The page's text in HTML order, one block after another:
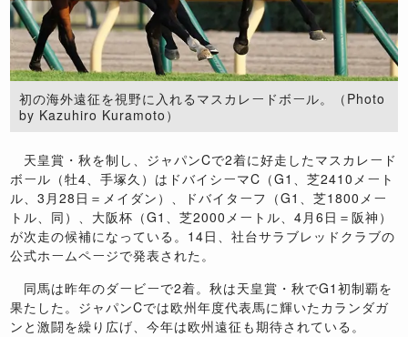
初の海外遠征を視野に入れるマスカレードボール。（Photo
by Kazuhiro Kuramoto）
天皇賞・秋を制し、ジャパンCで2着に好走したマスカレード
ボール（牡4、手塚久）はドバイシーマC（G1、芝2410メート
ル、3月28日＝メイダン）、ドバイターフ（G1、芝1800メー
トル、同）、大阪杯（G1、芝2000メートル、4月6日＝阪神）
が次走の候補になっている。14日、社台サラブレッドクラブの
公式ホームページで発表された。
同馬は昨年のダービーで2着。秋は天皇賞・秋でG1初制覇を
果たした。ジャパンCでは欧州年度代表馬に輝いたカランダガ
ンと激闘を繰り広げ、今年は欧州遠征も期待されている。